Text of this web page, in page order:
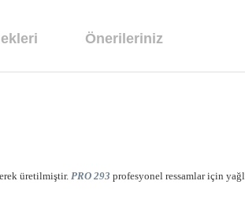
Önerileriniz
üretilmiştir. PRO 293 profesyonel ressamlar için